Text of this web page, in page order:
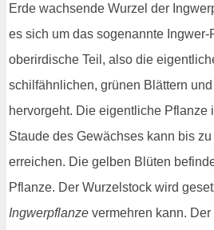
Erde wachsende Wurzel der
es sich um das sogenannte
oberirdische Teil, also die
schilfähnlichen, grünen Blättern
hervorgeht. Die eigentliche Pflanze
Staude des Gewächses kann bis
erreichen. Die gelben Blüten
Pflanze. Der Wurzelstock wird
Ingwerpflanze vermehren kann.